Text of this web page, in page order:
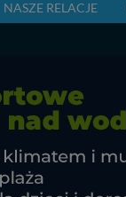
NASZE RELACJE